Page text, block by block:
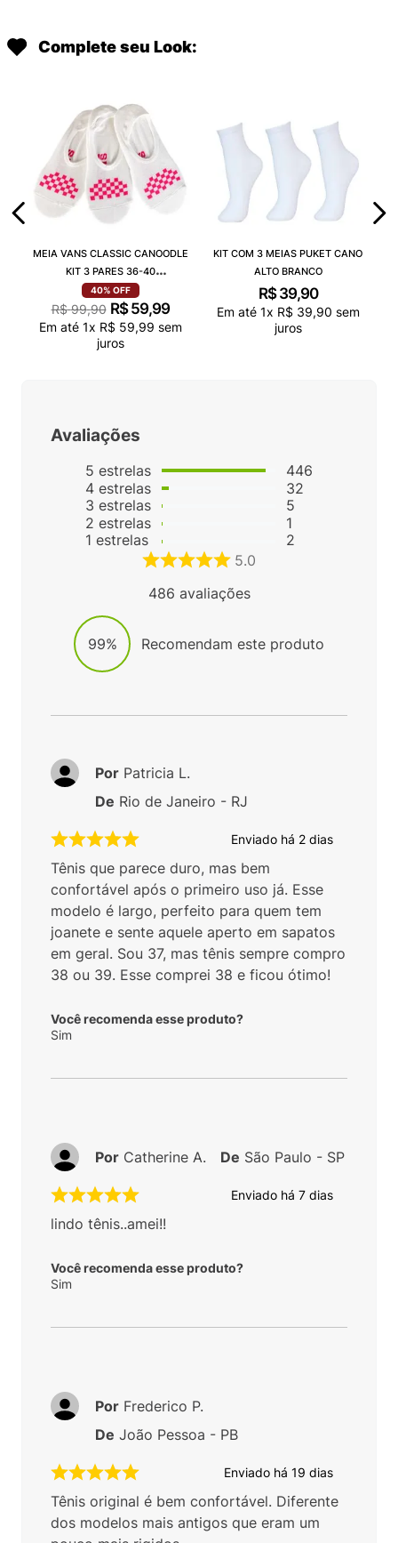
Complete seu Look:
MEIA VANS CLASSIC CANOODLE
KIT 3 PARES 36-40
VN000QCAJU4
40% OFF
R$ 99,90 R$ 59,99
Em até 1x R$ 59,99 sem
juros
KIT COM 3 MEIAS PUKET CANO
ALTO BRANCO
R$ 39,90
Em até 1x R$ 39,90 sem
juros
Avaliações
5 estrelas
4 estrelas
3 estrelas
2 estrelas
1 estrelas
446
32
5
1
2
5.0
486 avaliações
99% Recomendam este produto
Enviado há 2 dias
Tênis que parece duro, mas bem
confortável após o primeiro uso já. Esse
modelo é largo, perfeito para quem tem
joanete e sente aquele aperto em sapatos
em geral. Sou 37, mas tênis sempre compro
38 ou 39. Esse comprei 38 e ficou ótimo!
Você recomenda esse produto?
Sim
Por Patricia L.
De Rio de Janeiro - RJ
Enviado há 7 dias
lindo tênis..amei!!
Você recomenda esse produto?
Sim
Por Catherine A. De São Paulo - SP
Enviado há 19 dias
Tênis original é bem confortável. Diferente
dos modelos mais antigos que eram um
Por Frederico P.
De João Pessoa - PB